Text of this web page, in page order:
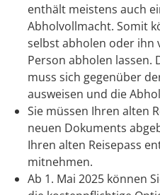
enthält meistens auch
Abholvollmacht. Somit
selbst abholen oder ihn
Person abholen lassen.
muss sich gegenüber
ausweisen und die
Sie müssen Ihren alten
neuen Dokuments
Ihren alten Reisepass
mitnehmen.
Ab 1. Mai 2025 können